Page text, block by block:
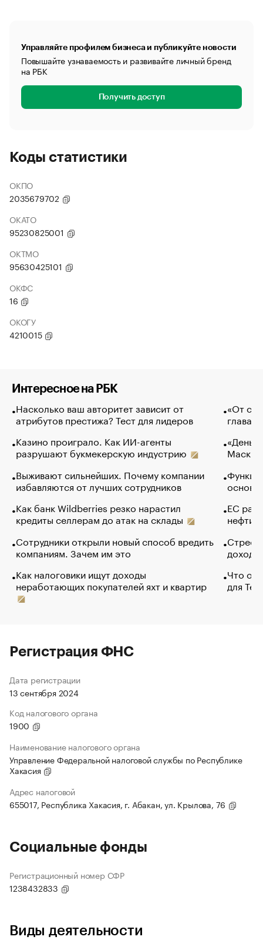
Управляйте профилем бизнеса и публикуйте новости
Повышайте узнаваемость и развивайте личный бренд
на РБК
Получить доступ
Коды статистики
ОКПО
2035679702
ОКАТО
95230825001
ОКТМО
95630425101
ОКФС
16
ОКОГУ
4210015
Интересное на РБК
Насколько ваш авторитет зависит от
атрибутов престижа? Тест для лидеров
Казино проиграло. Как ИИ-агенты
разрушают букмекерскую индустрию
Выживают сильнейших. Почему компании
избавляются от лучших сотрудников
Как банк Wildberries резко нарастил
кредиты селлерам до атак на склады
Сотрудники открыли новый способ вредить
компаниям. Зачем им это
Как налоговики ищут доходы
неработающих покупателей яхт и квартир
«От
глава
Маск в
основ
ЕС
нефти
Что
для
Регистрация ФНС
Дата регистрации
13 сентября 2024
Код налогового органа
1900
Наименование налогового органа
Управление Федеральной налоговой службы по Республике
Хакасия
Адрес налоговой
655017, Республика Хакасия, г. Абакан, ул. Крылова, 76
Социальные фонды
Регистрационный номер СФР
1238432833
Виды деятельности